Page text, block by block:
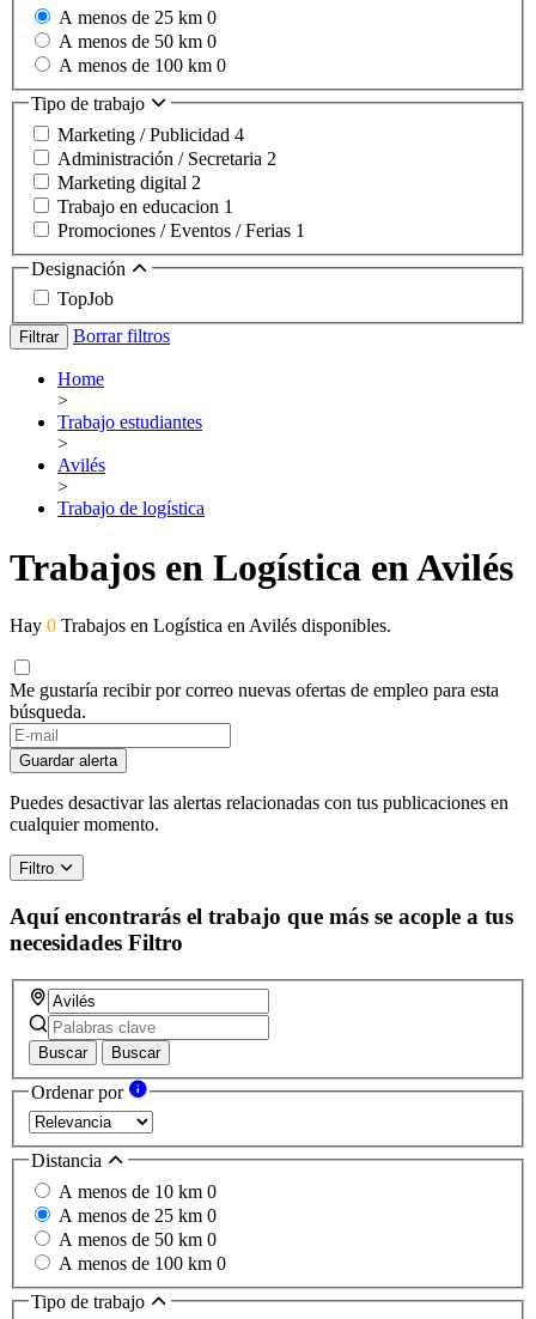
A menos de 25 km 0
A menos de 50 km 0
A menos de 100 km 0
Tipo de trabajo
Marketing / Publicidad 4
Administración / Secretaria 2
Marketing digital 2
Trabajo en educacion 1
Promociones / Eventos / Ferias 1
Designación
TopJob
Filtrar Borrar filtros
Home
>
Trabajo estudiantes
>
Avilés
>
Trabajo de logística
Trabajos en Logística en Avilés
Hay 0 Trabajos en Logística en Avilés disponibles.
Me gustaría recibir por correo nuevas ofertas de empleo para esta
búsqueda.
Guardar alerta
Puedes desactivar las alertas relacionadas con tus publicaciones en
cualquier momento.
Filtro
Aquí encontrarás el trabajo que más se acople a tus
necesidades Filtro
Buscar Buscar
Ordenar por
Distancia
A menos de 10 km 0
A menos de 25 km 0
A menos de 50 km 0
A menos de 100 km 0
Tipo de trabajo